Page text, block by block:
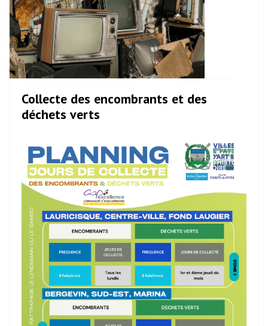
Collecte des encombrants et des
déchets verts